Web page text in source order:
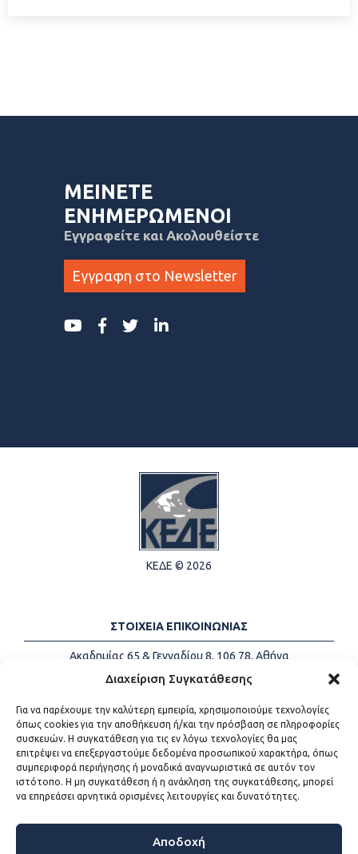
Διαχείριση Συγκατάθεσης
Για να παρέχουμε την καλύτερη εμπειρία, χρησιμοποιούμε τεχνολογίες
όπως cookies για την αποθήκευση ή/και την πρόσβαση σε πληροφορίες
συσκευών. Η συγκατάθεση για τις εν λόγω τεχνολογίες θα μας
επιτρέψει να επεξεργαστούμε δεδομένα προσωπικού χαρακτήρα, όπως
συμπεριφορά περιήγησης ή μοναδικά αναγνωριστικά σε αυτόν τον
ιστότοπο. Η μη συγκατάθεση ή η ανάκληση της συγκατάθεσης, μπορεί
να επηρεάσει αρνητικά ορισμένες λειτουργίες και δυνατότητες.
Αποδοχή
ΜΕΙΝΕΤΕ
ΕΝΗΜΕΡΩΜΕΝΟΙ
Εγγραφείτε και Ακολουθείστε
Εγγραφη στο Newsletter
ΚΕΔΕ © 2026
ΣΤΟΙΧΕΙΑ ΕΠΙΚΟΙΝΩΝΙΑΣ
Ακαδημίας 65 & Γενναδίου 8, 106 78, Αθήνα
Τηλέφωνα:
+30 213-2147500
Email:
info@kede.gr
ΧΡΗΣΙΜΟΙ ΣΥΝΔΕΣΜΟΙ
Η ΚΕΔΕ
Sitemap
Προσβασιμότητα